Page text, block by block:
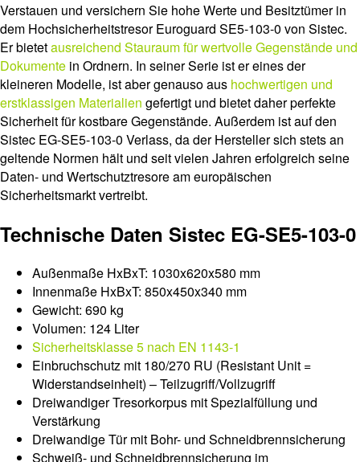
Verstauen und versichern Sie hohe Werte und Besitztümer in
dem Hochsicherheitstresor Euroguard SE5-103-0 von Sistec.
Er bietetausreichend Stauraum für wertvolle Gegenstände und
Dokumente in Ordnern. In seiner Serie ist er eines der
kleineren Modelle, ist aber genauso aus hochwertigen und
erstklassigen Materialien gefertigt und bietet daher perfekte
Sicherheit für kostbare Gegenstände. Außerdem ist auf den
Sistec EG-SE5-103-0 Verlass, da der Hersteller sich stets an
geltende Normen hält und seit vielen Jahren erfolgreich seine
Daten- und Wertschutztresore am europäischen
Sicherheitsmarkt vertreibt.
Technische Daten Sistec EG-SE5-103-0
Außenmaße HxBxT: 1030x620x580 mm
Innenmaße HxBxT: 850x450x340 mm
Gewicht: 690 kg
Volumen: 124 Liter
Sicherheitsklasse 5 nach EN 1143-1
Einbruchschutz mit 180/270 RU (Resistant Unit =
Widerstandseinheit) – Teilzugriff/Vollzugriff
Dreiwandiger Tresorkorpus mit Spezialfüllung und
Verstärkung
Dreiwandige Tür mit Bohr- und Schneidbrennsicherung
Schweiß- und Schneidbrennsicherung im